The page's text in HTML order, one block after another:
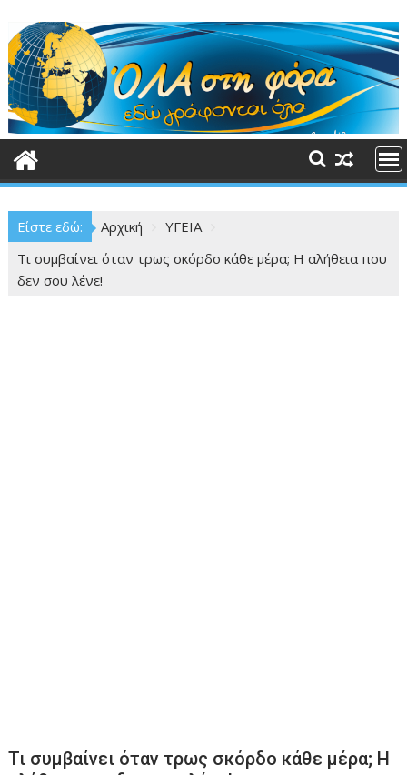
στο
περιεχόμενο
Είστε εδώ: Αρχική
ΥΓΕΙΑ
Τι συμβαίνει όταν τρως σκόρδο κάθε μέρα; Η αλήθεια που
δεν σου λένε!
Τι συμβαίνει όταν τρως σκόρδο κάθε μέρα; Η